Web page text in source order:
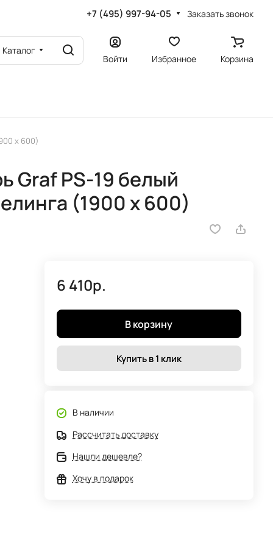
+7 (495) 997-94-05 Заказать звонок
Каталог
Войти Избранное Корзина
х 600)
Graf PS-19 белый
(1900 х 600)
6 410р.
В корзину
Купить в 1 клик
В наличии
Рассчитать доставку
Нашли дешевле?
Хочу в подарок